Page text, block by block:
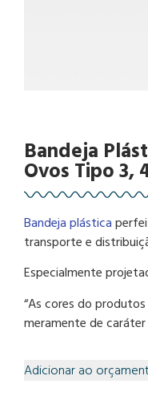
Bandeja
Ovos Tipo 3,
Bandeja plástica
transporte e
Especialmente
“As cores do
meramente de
Adicionar ao